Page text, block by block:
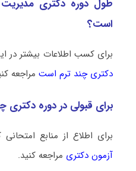
طول دوره دکتری
است؟
برای کسب اطلاعات بیشتر در
دکتری چند ترم استمراجعه
برای قبولی در دوره دکتری
برای اطلاع از منابع
آزمون دکتری مراجعه کنید.